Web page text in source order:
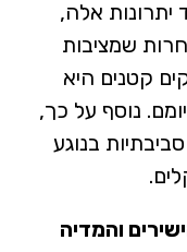
יתרונות אלה,
שמציבות
קטנים היא
נוסף על כך,
בנוגע
והמדיה